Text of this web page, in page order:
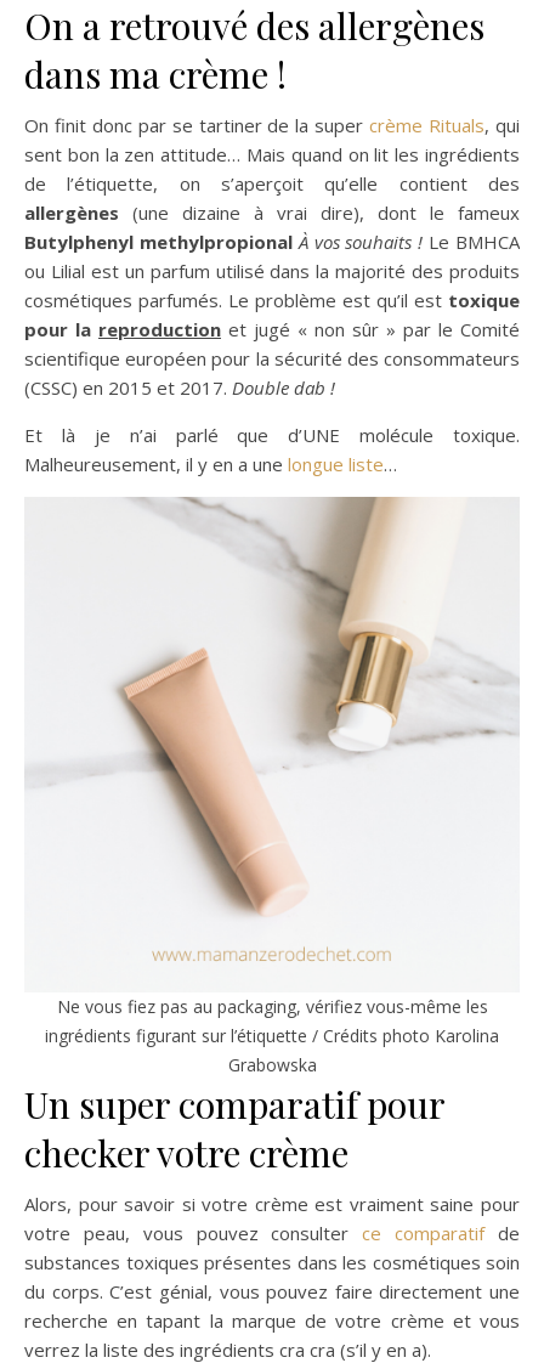
On a retrouvé des allergènes
dans ma crème !
On finit donc par se tartiner de la supercrème Rituals, qui
sent bon la zen attitude… Mais quand on lit les ingrédients
de l’étiquette, on s’aperçoit qu’elle contient des
allergènes (une dizaine à vrai dire), dont le fameux
Butylphenyl methylpropional À vos souhaits ! Le BMHCA
ou Lilial est un parfum utilisé dans la majorité des produits
cosmétiques parfumés. Le problème est qu’il est toxique
pour la reproduction et jugé « non sûr » par le Comité
scientifique européen pour la sécurité des consommateurs
(CSSC) en 2015 et 2017. Double dab !
Et là je n’ai parlé que d’UNE molécule toxique.
Malheureusement, il y en a une longue liste…
Ne vous fiez pas au packaging, vérifiez vous-même les
ingrédients figurant sur l’étiquette / Crédits photo Karolina
Grabowska
Un super comparatif pour
checker votre crème
Alors, pour savoir si votre crème est vraiment saine pour
votre peau, vous pouvez consulterce comparatifde
substances toxiques présentes dans les cosmétiques soin
du corps. C’est génial, vous pouvez faire directement une
recherche en tapant la marque de votre crème et vous
verrez la liste des ingrédients cra cra (s’il y en a).